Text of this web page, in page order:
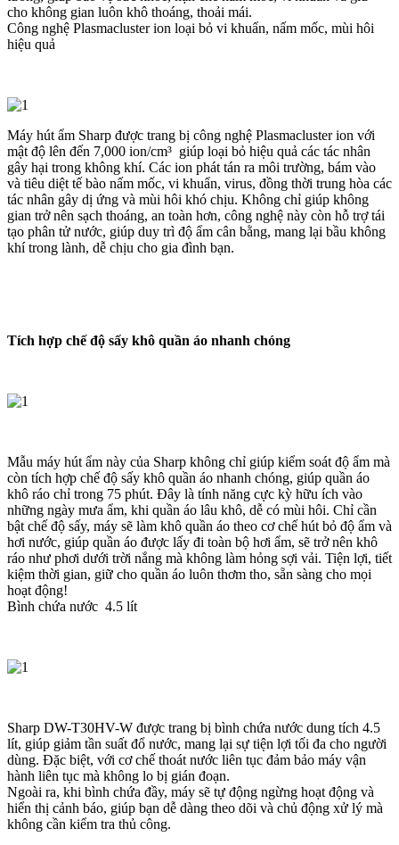
cho không gian luôn khô thoáng, thoải mái.
Công nghệ Plasmacluster ion loại bỏ vi khuẩn, nấm mốc, mùi hôi
hiệu quả
Máy hút ẩm Sharp được trang bị công nghệ Plasmacluster ion với
mật độ lên đến 7,000 ion/cm³ giúp loại bỏ hiệu quả các tác nhân
gây hại trong không khí. Các ion phát tán ra môi trường, bám vào
và tiêu diệt tế bào nấm mốc, vi khuẩn, virus, đồng thời trung hòa các
tác nhân gây dị ứng và mùi hôi khó chịu. Không chỉ giúp không
gian trở nên sạch thoáng, an toàn hơn, công nghệ này còn hỗ trợ tái
tạo phân tử nước, giúp duy trì độ ẩm cân bằng, mang lại bầu không
khí trong lành, dễ chịu cho gia đình bạn.
Tích hợp chế độ sấy khô quần áo nhanh chóng
Mẫu máy hút ẩm này của Sharp không chỉ giúp kiểm soát độ ẩm mà
còn tích hợp chế độ sấy khô quần áo nhanh chóng, giúp quần áo
khô ráo chỉ trong 75 phút. Đây là tính năng cực kỳ hữu ích vào
những ngày mưa ẩm, khi quần áo lâu khô, dễ có mùi hôi. Chỉ cần
bật chế độ sấy, máy sẽ làm khô quần áo theo cơ chế hút bỏ độ ẩm và
hơi nước, giúp quần áo được lấy đi toàn bộ hơi ẩm, sẽ trở nên khô
ráo như phơi dưới trời nắng mà không làm hỏng sợi vải. Tiện lợi, tiết
kiệm thời gian, giữ cho quần áo luôn thơm tho, sẵn sàng cho mọi
hoạt động!
Bình chứa nước 4.5 lít
Sharp DW-T30HV-W được trang bị bình chứa nước dung tích 4.5
lít, giúp giảm tần suất đổ nước, mang lại sự tiện lợi tối đa cho người
dùng. Đặc biệt, với cơ chế thoát nước liên tục đảm bảo máy vận
hành liên tục mà không lo bị gián đoạn.
Ngoài ra, khi bình chứa đầy, máy sẽ tự động ngừng hoạt động và
hiển thị cảnh báo, giúp bạn dễ dàng theo dõi và chủ động xử lý mà
không cần kiểm tra thủ công.